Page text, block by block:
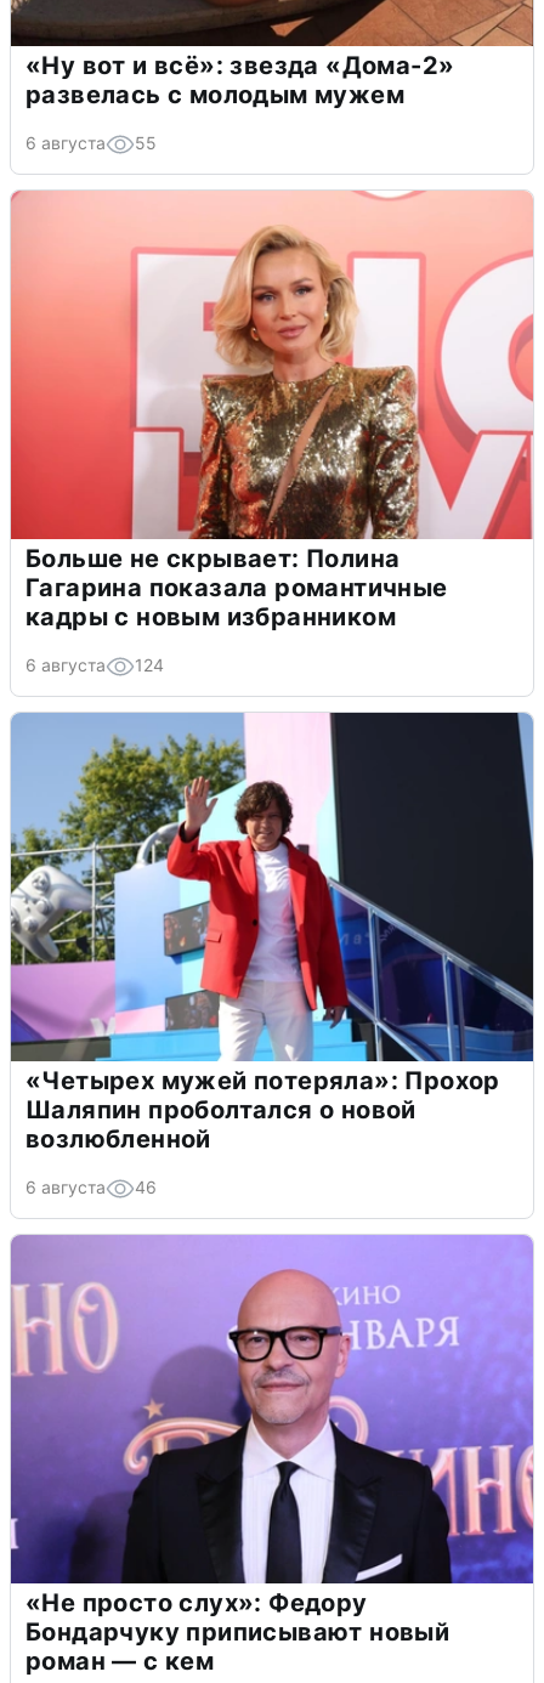
«Ну вот и всё»: звезда «Дома-2»
развелась с молодым мужем
6 августа 55
Больше не скрывает: Полина
Гагарина показала романтичные
кадры с новым избранником
6 августа 124
«Четырех мужей потеряла»: Прохор
Шаляпин проболтался о новой
возлюбленной
6 августа 46
«Не просто слух»: Федору
Бондарчуку приписывают новый
роман — с кем